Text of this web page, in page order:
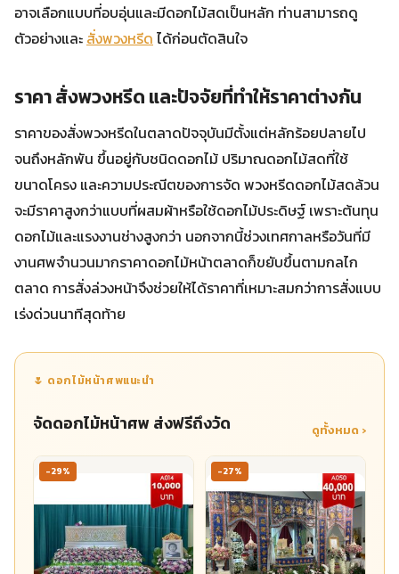
อาจเลือกแบบที่อบอุ่นและมีดอกไม้สดเป็นหลัก ท่านสามารถดู
ตัวอย่างและ สั่งพวงหรีด ได้ก่อนตัดสินใจ
ราคา สั่งพวงหรีด และปัจจัยที่ทำให้ราคาต่างกัน
ราคาของสั่งพวงหรีดในตลาดปัจจุบันมีตั้งแต่หลักร้อยปลายไป
จนถึงหลักพัน ขึ้นอยู่กับชนิดดอกไม้ ปริมาณดอกไม้สดที่ใช้
ขนาดโครง และความประณีตของการจัด พวงหรีดดอกไม้สดล้วน
จะมีราคาสูงกว่าแบบที่ผสมผ้าหรือใช้ดอกไม้ประดิษฐ์ เพราะต้นทุน
ดอกไม้และแรงงานช่างสูงกว่า นอกจากนี้ช่วงเทศกาลหรือวันที่มี
งานศพจำนวนมากราคาดอกไม้หน้าตลาดก็ขยับขึ้นตามกลไก
ตลาด การสั่งล่วงหน้าจึงช่วยให้ได้ราคาที่เหมาะสมกว่าการสั่งแบบ
เร่งด่วนนาทีสุดท้าย
🌷 ดอกไม้หน้าศพแนะนำ
จัดดอกไม้หน้าศพ ส่งฟรีถึงวัด ดูทั้งหมด ›
-29% -27%